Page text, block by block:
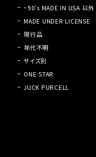
~90's MADE IN USA 以外
MADE UNDER LICENSE
現行品
年代不明
サイズ別
ONE STAR
JUCK PURCELL